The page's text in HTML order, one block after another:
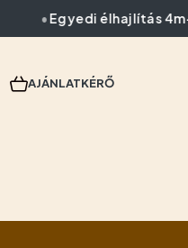
Egyedi élhajlítás 4m-ig
AJÁNLATKÉRŐ